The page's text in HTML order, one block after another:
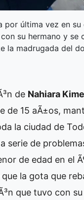
por última vez en su
su hermano y se
la madrugada del
de Nahiara
de 15 aÃ±os,
la ciudad de
serie de
de edad en el
la gota que
que tuvo con